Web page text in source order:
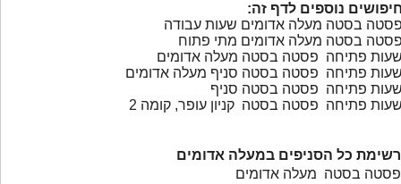
נוספים לדף זה:
בסטה מעלה אדומים שעות עבודה
בסטה מעלה אדומים מתי פתוח
פתיחה פסטה בסטה מעלה אדומים
פתיחה פסטה בסטה סניף מעלה אדומים
פתיחה פסטה בסטה סניף
פתיחה פסטה בסטה קניון עופר, קומה 2
רשימת כל הסניפים במעלה אדומים
פסטה בסטה מעלה אדומים